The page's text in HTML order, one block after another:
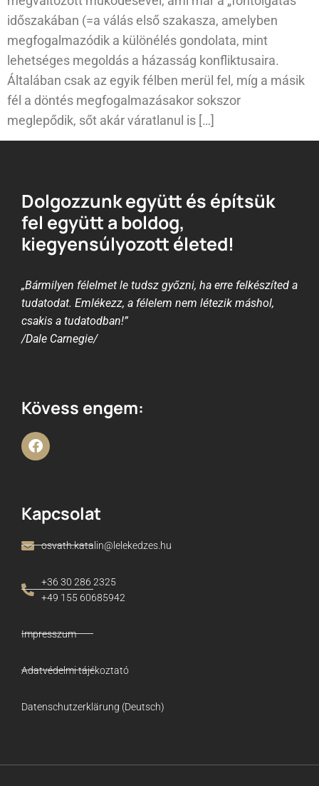
időszakában (=a válás első szakasza, amelyben
megfogalmazódik a különélés gondolata, mint
lehetséges megoldás a házasság konfliktusaira.
Általában csak az egyik félben merül fel, míg a másik
fél a döntés megfogalmazásakor sokszor
meglepődik, sőt akár váratlanul is […]
Dolgozzunk együtt és építsük
fel együtt a boldog,
kiegyensúlyozott életed!
„Bármilyen félelmet le tudsz győzni, ha erre felkészíted a
tudatodat. Emlékezz, a félelem nem létezik máshol,
csakis a tudatodban!”
/Dale Carnegie/
Kövess engem:
Kapcsolat
osvath.katalin@lelekedzes.hu
+36 30 286 2325
+49 155 60685942
Impresszum
Adatvédelmi tájékoztató
Datenschutzerklärung (Deutsch)